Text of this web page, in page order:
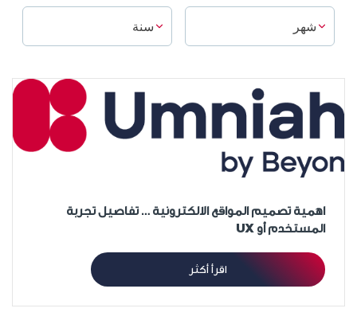
اهمية تصميم المواقع الالكترونية … تفاصيل تجربة
المستخدم أو UX
اقرأ أكثر